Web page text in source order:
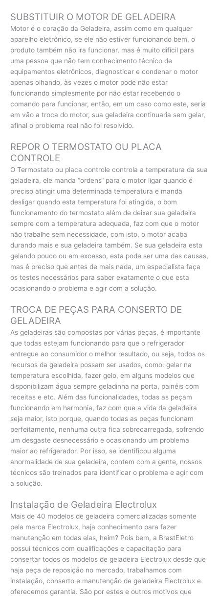
SUBSTITUIR O MOTOR DE GELADEIRA
Motor é o coração da Geladeira, assim como em qualquer
aparelho eletrônico, se ele não estiver funcionando bem, o
produto também não ira funcionar, mas é muito difícil para
uma pessoa que não tem conhecimento técnico de
equipamentos eletrônicos, diagnosticar e condenar o motor
apenas olhando, às vezes o motor pode não estar
funcionando simplesmente por não estar recebendo o
comando para funcionar, então, em um caso como este, seria
em vão a troca do motor, sua geladeira continuaria sem gelar,
afinal o problema real não foi resolvido.
REPOR O TERMOSTATO OU PLACA
CONTROLE
O Termostato ou placa controle controla a temperatura da sua
geladeira, ele manda “ordens“ para o motor ligar quando é
preciso atingir uma determinada temperatura e manda
desligar quando esta temperatura foi atingida, o bom
funcionamento do termostato além de deixar sua geladeira
sempre com a temperatura adequada, faz com que o motor
não trabalhe sem necessidade, com isto, o motor acaba
durando mais e sua geladeira também. Se sua geladeira esta
gelando pouco ou em excesso, esta pode ser uma das causas,
mas é preciso que antes de mais nada, um especialista faça
os testes necessários para saber exatamente o que esta
ocasionando o problema e agir com a solução.
TROCA DE PEÇAS PARA CONSERTO DE
GELADEIRA
As geladeiras são compostas por várias peças, é importante
que todas estejam funcionando para que o refrigerador
entregue ao consumidor o melhor resultado, ou seja, todos os
recursos da geladeira possam ser usados, como: gelar na
temperatura escolhida, fazer gelo, em alguns modelos que
disponibilizam água sempre geladinha na porta, painéis com
receitas e etc. Além das funcionalidades, todas as peçam
funcionando em harmonia, faz com que a vida da geladeira
seja maior, isto porque, quando todas as peças funcionam
perfeitamente, nenhuma outra fica sobrecarregada, sofrendo
um desgaste desnecessário e ocasionando um problema
maior ao refrigerador. Por isso, se identificou alguma
anormalidade de sua geladeira, contem com a gente, nossos
técnicos são treinados para identificar o problema e agir com
a solução.
Instalação de Geladeira Electrolux
Mais de 40 modelos de geladeira comercializadas somente
pela marca Electrolux, haja conhecimento para fazer
manutenção em todas elas, heim? Pois bem, a BrastEletro
possui técnicos com qualificações e capacitação para
consertar todos os modelos de geladeira Electrolux desde que
haja peça de reposição no mercado, trabalhamos com
instalação, conserto e manutenção de geladeira Electrolux e
oferecemos garantia. São por estes e outros motivos que